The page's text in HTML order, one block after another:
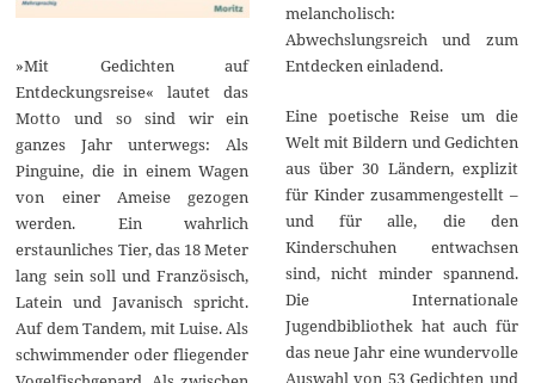
»Mit Gedichten auf
Entdeckungsreise« lautet das
Motto und so sind wir ein
ganzes Jahr unterwegs: Als
Pinguine, die in einem Wagen
von einer Ameise gezogen
werden. Ein wahrlich
erstaunliches Tier, das 18 Meter
lang sein soll und Französisch,
Latein und Javanisch spricht.
Auf dem Tandem, mit Luise. Als
schwimmender oder fliegender
melancholisch:
Abwechslungsreich und zum
Entdecken einladend.
Eine poetische Reise um die
Welt mit Bildern und Gedichten
aus über 30 Ländern, explizit
für Kinder zusammengestellt –
und für alle, die den
Kinderschuhen entwachsen
sind, nicht minder spannend.
Die Internationale
Jugendbibliothek hat auch für
das neue Jahr eine wundervolle
Auswahl von 53 Gedichten und